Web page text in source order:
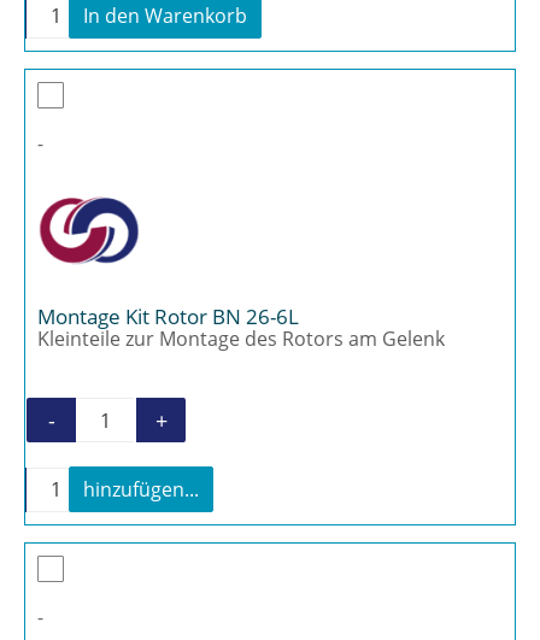
Stator BN 26-6L Menge
+
In den Warenkorb
-
Montage Kit Rotor BN 26-6L
Kleinteile zur Montage des Rotors am Gelenk
Montage Kit Rotor BN 26-6L Menge
- +
Montage Kit Rotor BN 26-6L Menge
+
hinzufügen...
-